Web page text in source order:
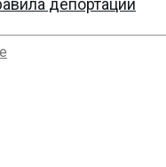
депортации